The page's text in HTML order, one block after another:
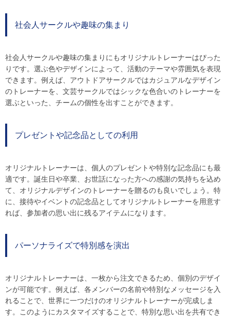
社会人サークルや趣味の集まり
社会人サークルや趣味の集まりにもオリジナルトレーナーはぴった
りです。選ぶ色やデザインによって、活動のテーマや雰囲気を表現
できます。例えば、アウトドアサークルではカジュアルなデザイン
のトレーナーを、文芸サークルではシックな色合いのトレーナーを
選ぶといった、チームの個性を出すことができます。
プレゼントや記念品としての利用
オリジナルトレーナーは、個人のプレゼントや特別な記念品にも最
適です。誕生日や卒業、お世話になった方への感謝の気持ちを込め
て、オリジナルデザインのトレーナーを贈るのも良いでしょう。特
に、接待やイベントの記念品としてオリジナルトレーナーを用意す
れば、参加者の思い出に残るアイテムになります。
パーソナライズで特別感を演出
オリジナルトレーナーは、一枚から注文できるため、個別のデザイ
ンが可能です。例えば、各メンバーの名前や特別なメッセージを入
れることで、世界に一つだけのオリジナルトレーナーが完成しま
す。このようにカスタマイズすることで、特別な思い出を共有でき